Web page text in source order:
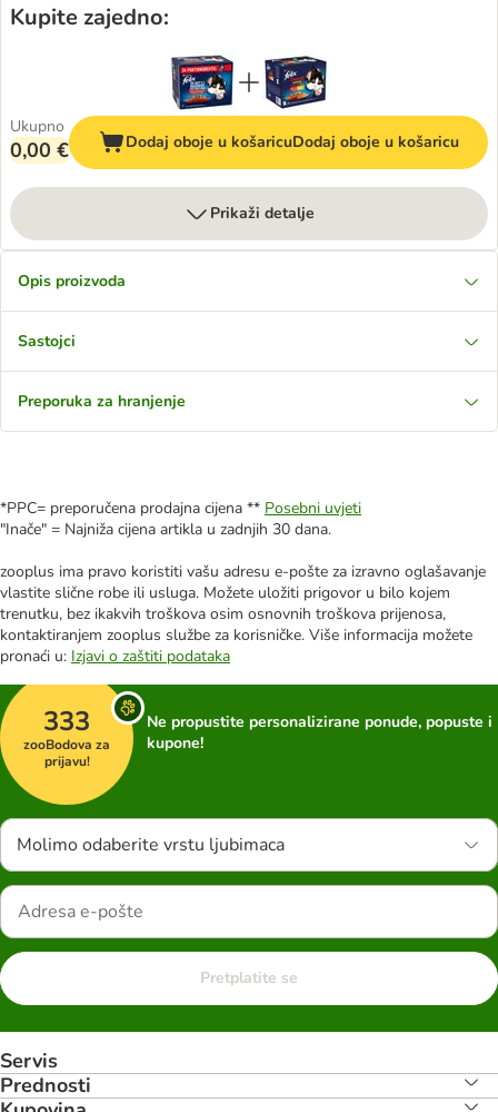
Kupite zajedno:
Ukupno
0,00 € Dodaj oboje u košaricuDodaj oboje u košaricu
Prikaži detalje
Opis proizvoda
Sastojci
Preporuka za hranjenje
*PPC= preporučena prodajna cijena ** Posebni uvjeti
"Inače" = Najniža cijena artikla u zadnjih 30 dana.
zooplus ima pravo koristiti vašu adresu e-pošte za izravno oglašavanje
vlastite slične robe ili usluga. Možete uložiti prigovor u bilo kojem
trenutku, bez ikakvih troškova osim osnovnih troškova prijenosa,
kontaktiranjem zooplus službe za korisničke. Više informacija možete
pronaći u: Izjavi o zaštiti podataka
333
zooBodova za
prijavu!
Ne propustite personalizirane ponude, popuste i
kupone!
Molimo odaberite vrstu ljubimaca
Pretplatite se
Servis
Prednosti